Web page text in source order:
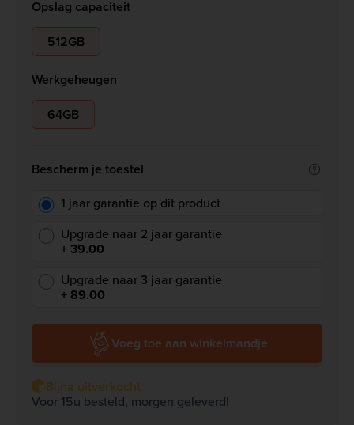
Opslag capaciteit
512GB
Werkgeheugen
64GB
Bescherm je toestel
1 jaar garantie op dit product
Upgrade naar 2 jaar garantie
+ 39.00
Upgrade naar 3 jaar garantie
+ 89.00
Voeg toe aan winkelmandje
Bijna uitverkocht
Voor 15u besteld, morgen geleverd!